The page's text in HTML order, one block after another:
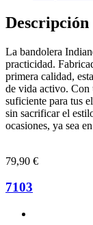
Descripción
La bandolera
practicidad.
primera calidad,
de vida activo. Con
suficiente para tus
sin sacrificar el
ocasiones, ya sea
79,90 €
7103